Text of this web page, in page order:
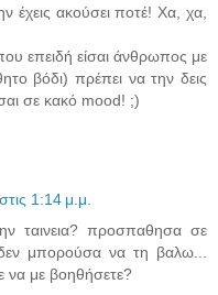
έχεις ακούσει ποτέ! Χα, χα,
επειδή είσαι άνθρωπος με
βόδι) πρέπει να την δεις
σε κακό mood! ;)
1:14 μ.μ.
ταινεια? προσπαθησα σε
μπορούσα να τη βαλω...
να με βοηθήσετε?